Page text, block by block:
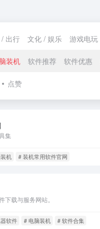
出行 文化 / 娱乐 游戏电玩
装机 软件推荐 软件优惠
点赞
集
机 # 装机常用软件官网
下载与服务网站。
软件 # 电脑装机 # 软件合集